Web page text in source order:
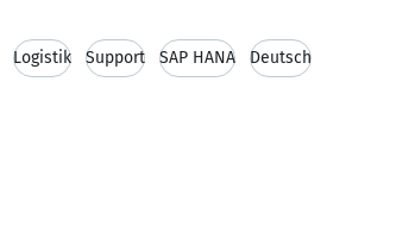
Logistik Support SAP HANA Deutsch